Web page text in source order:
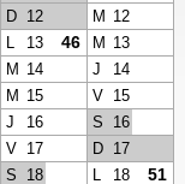
D 12 M 12
L 13 46 M 13
M 14 J
14
M 15 V 15
J 16 S
16
V 17 D 17
S 18 L 18 51